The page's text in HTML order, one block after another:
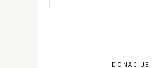
DONACIJE